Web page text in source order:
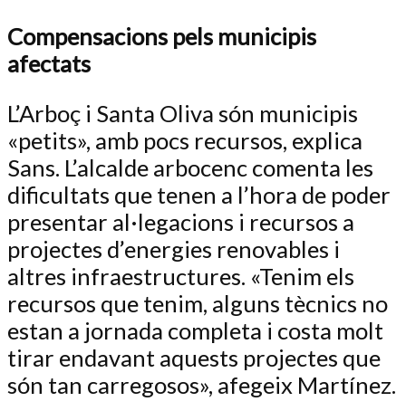
Compensacions pels municipis
afectats
L’Arboç i Santa Oliva són municipis
«petits», amb pocs recursos, explica
Sans. L’alcalde arbocenc comenta les
dificultats que tenen a l’hora de poder
presentar al·legacions i recursos a
projectes d’energies renovables i
altres infraestructures. «Tenim els
recursos que tenim, alguns tècnics no
estan a jornada completa i costa molt
tirar endavant aquests projectes que
són tan carregosos», afegeix Martínez.